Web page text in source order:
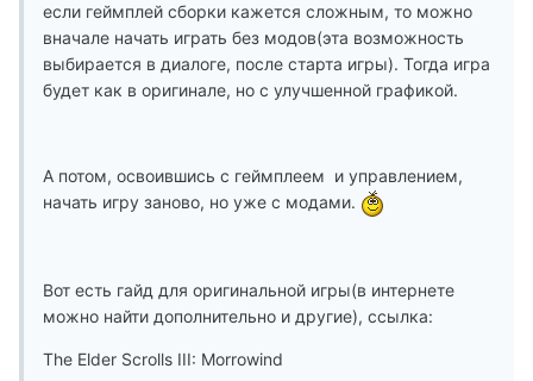
если геймплей сборки кажется сложным, то можно
вначале начать играть без модов(эта возможность
выбирается в диалоге, после старта игры). Тогда игра
будет как в оригинале, но с улучшенной графикой.
А потом, освоившись с геймплеем и управлением,
начать игру заново, но уже с модами.
Вот есть гайд для оригинальной игры(в интернете
можно найти дополнительно и другие), ссылка:
The Elder Scrolls III: Morrowind